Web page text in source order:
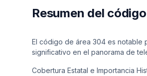
Resumen del
El código de área 304 es notable
significativo en el panorama de
Cobertura Estatal e Importancia